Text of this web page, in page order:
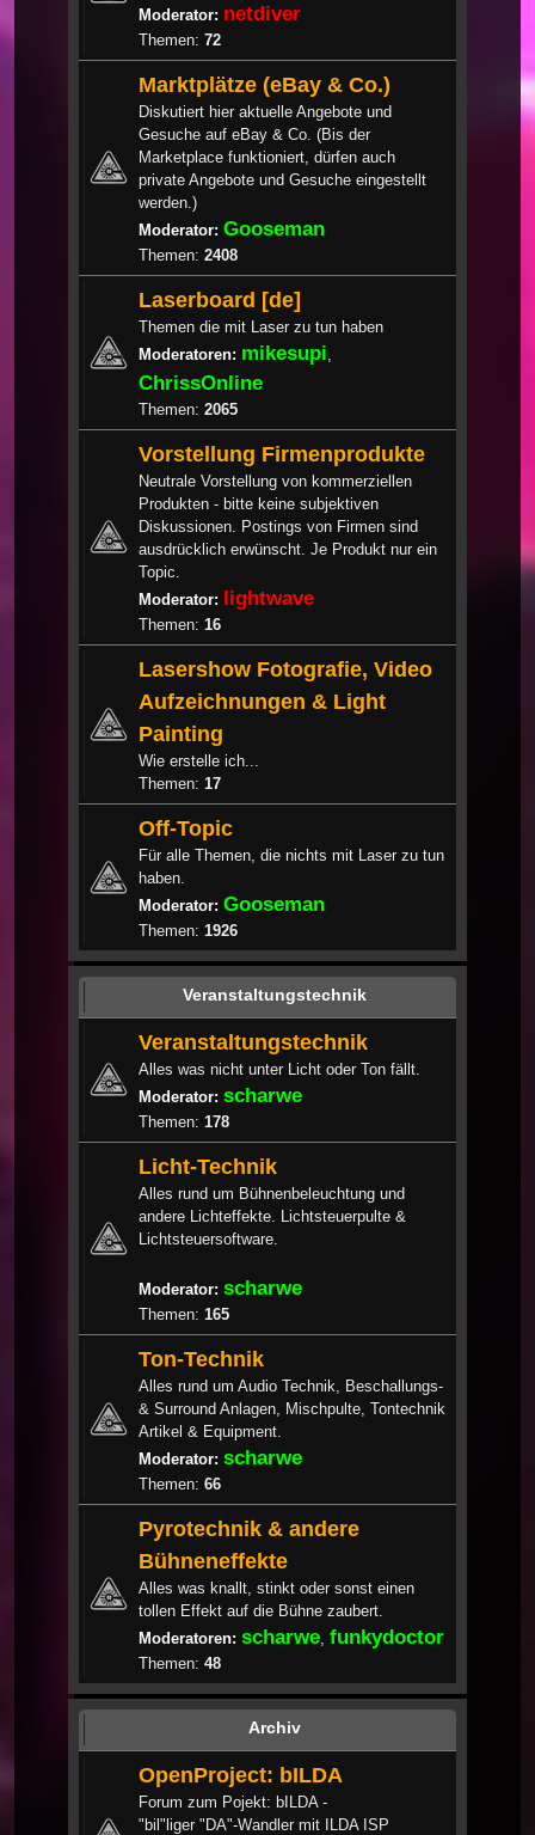
Moderator: netdiver
Themen: 72
Marktplätze (eBay & Co.)
Diskutiert hier aktuelle Angebote und
Gesuche auf eBay & Co. (Bis der
Marketplace funktioniert, dürfen auch
private Angebote und Gesuche eingestellt
werden.)
Moderator: Gooseman
Themen: 2408
Laserboard [de]
Themen die mit Laser zu tun haben
Moderatoren: mikesupi
ChrissOnline
Themen: 2065
Vorstellung Firmenprodukte
Neutrale Vorstellung von kommerziellen
Produkten - bitte keine subjektiven
Diskussionen. Postings von Firmen sind
ausdrücklich erwünscht. Je Produkt nur ein
Topic.
Moderator: lightwave
Themen: 16
Lasershow Fotografie, Video
Aufzeichnungen & Light
Painting
Wie erstelle ich...
Themen: 17
Off-Topic
Für alle Themen, die nichts mit Laser zu tun
haben.
Moderator: Gooseman
Themen: 1926
Veranstaltungstechnik
Veranstaltungstechnik
Alles was nicht unter Licht oder Ton fällt.
Moderator: scharwe
Themen: 178
Licht-Technik
Alles rund um Bühnenbeleuchtung und
andere Lichteffekte. Lichtsteuerpulte &
Lichtsteuersoftware.
Moderator: scharwe
Themen: 165
Ton-Technik
Alles rund um Audio Technik, Beschallungs-
& Surround Anlagen, Mischpulte, Tontechnik
Artikel & Equipment.
Moderator: scharwe
Themen: 66
Pyrotechnik & andere
Bühneneffekte
Alles was knallt, stinkt oder sonst einen
tollen Effekt auf die Bühne zaubert.
Moderatoren: scharwe funkydoctor
Themen: 48
Archiv
OpenProject: bILDA
Forum zum Pojekt: bILDA -
"bil"liger "DA"-Wandler mit ILDA ISP